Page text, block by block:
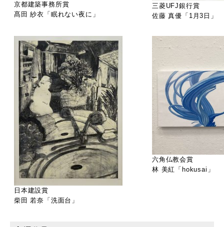
京都建築事務所賞
髙田 紗衣「眠れない夜に」
三菱UFJ銀行賞
佐藤 真優「1月3日」
日本建設賞
柴田 若奈「洗面台」
六角仏教会賞
林 美紅「hokusai」